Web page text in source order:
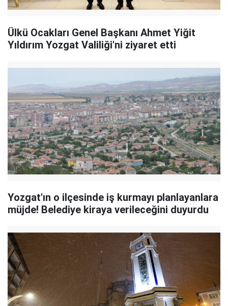
Ülkü Ocakları Genel Başkanı Ahmet Yiğit
Yıldırım Yozgat Valiliği'ni ziyaret etti
Yozgat'ın o ilçesinde iş kurmayı planlayanlara
müjde! Belediye kiraya verileceğini duyurdu